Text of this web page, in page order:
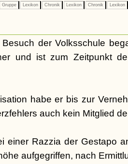
Gruppe Lexikon Chronik Lexikon Chronik Lexikon
der Volksschule
und ist zum Zeitpunkt
habe er bis zur
auch kein Mitglied
einer Razzia der Gestapo
aufgegriffen, nach